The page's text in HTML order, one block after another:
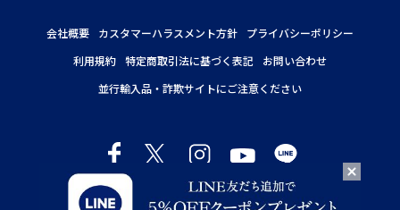
会社概要 カスタマーハラスメント方針
プライバシーポリシー
利用規約 特定商取引法に基づく表記
お問い合わせ
並行輸入品・詐欺サイトにご注意ください